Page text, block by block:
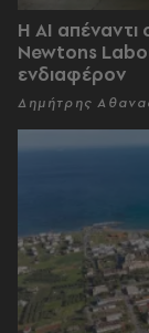
Η AI
Newtons
ενδιαφέρον
Δημήτρης